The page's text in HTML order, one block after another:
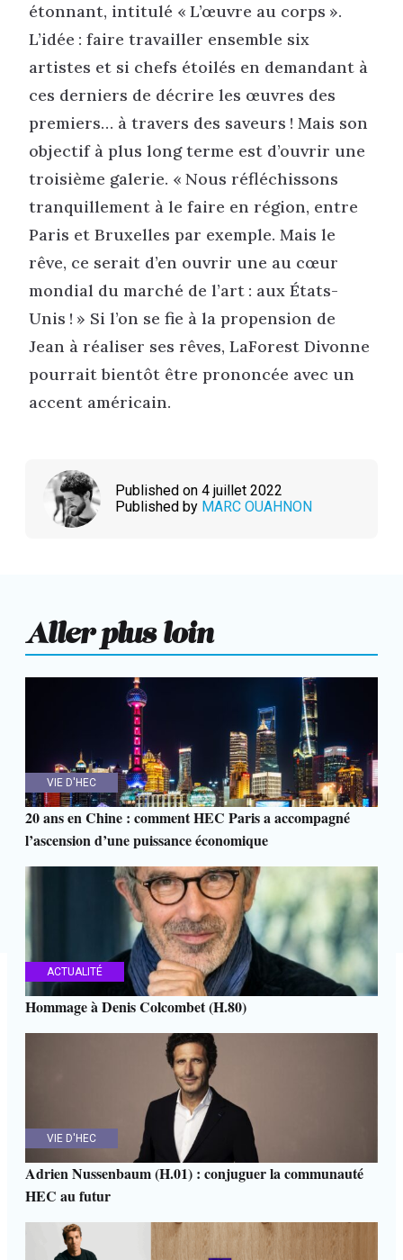
étonnant, intitulé « L’œuvre au corps ».
L’idée : faire travailler ensemble six
artistes et si chefs étoilés en demandant à
ces derniers de décrire les œuvres des
premiers… à travers des saveurs ! Mais son
objectif à plus long terme est d’ouvrir une
troisième galerie. « Nous réfléchissons
tranquillement à le faire en région, entre
Paris et Bruxelles par exemple. Mais le
rêve, ce serait d’en ouvrir une au cœur
mondial du marché de l’art : aux États-
Unis ! » Si l’on se fie à la propension de
Jean à réaliser ses rêves, LaForest Divonne
pourrait bientôt être prononcée avec un
accent américain.
Published on 4 juillet 2022
Published by MARC OUAHNON
Aller plus loin
VIE D'HEC
20 ans en Chine : comment HEC Paris a accompagné
l’ascension d’une puissance économique
ACTUALITÉ
Hommage à Denis Colcombet (H.80)
VIE D'HEC
Adrien Nussenbaum (H.01) : conjuguer la communauté
HEC au futur